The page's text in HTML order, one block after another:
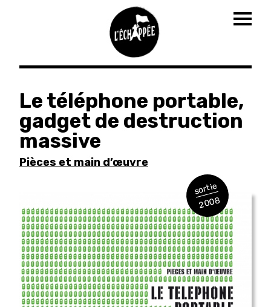
Aller
contenu
principal
Le téléphone portable,
gadget de destruction
massive
Pièces et main d’œuvre
sortie
2008